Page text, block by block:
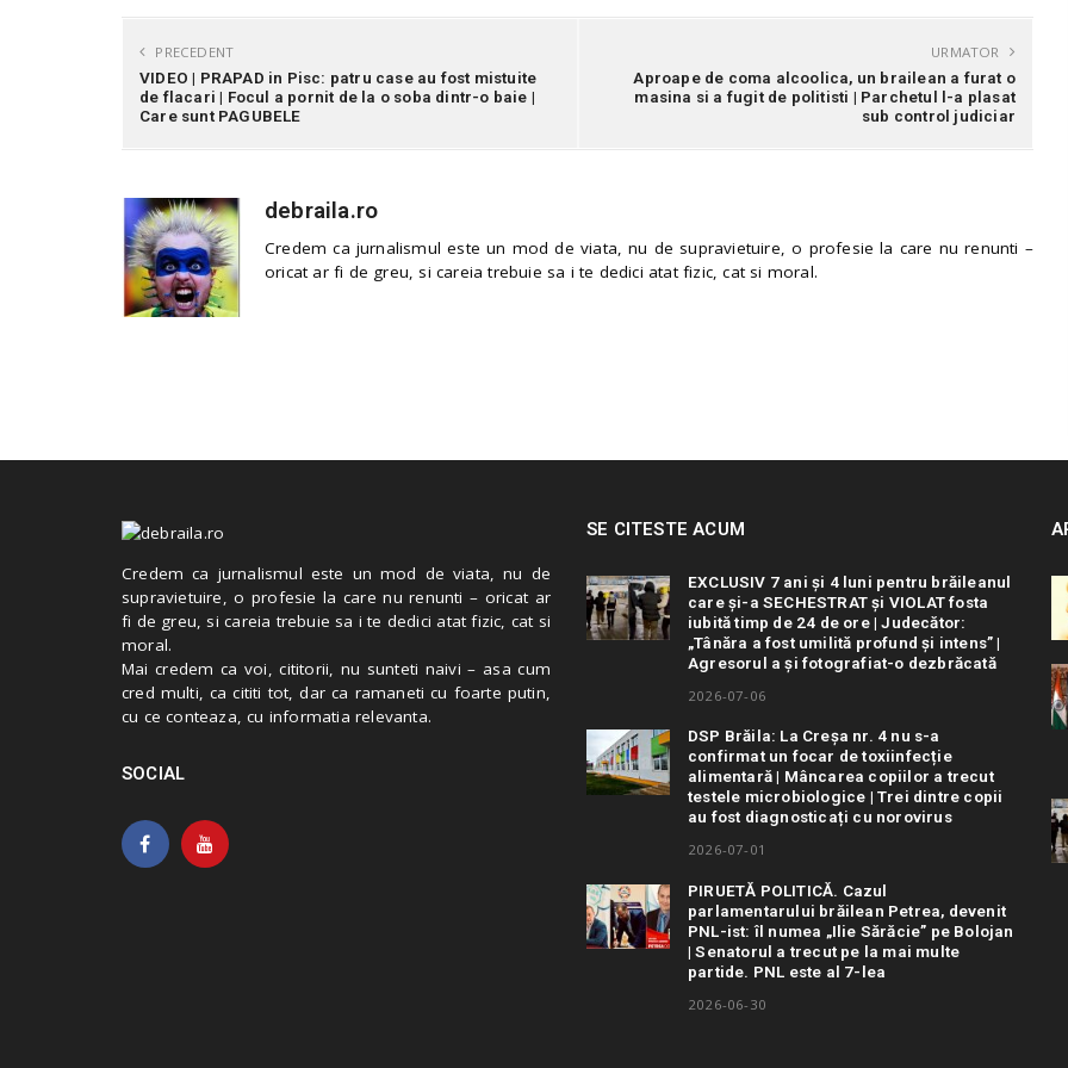
PRECEDENT
VIDEO | PRAPAD in Pisc: patru case au fost mistuite
de flacari | Focul a pornit de la o soba dintr-o baie |
Care sunt PAGUBELE
URMATOR
Aproape de coma alcoolica, un brailean a furat o
masina si a fugit de politisti | Parchetul l-a plasat
sub control judiciar
debraila.ro
Credem ca jurnalismul este un mod de viata, nu de supravietuire, o profesie la care nu renunti –
oricat ar fi de greu, si careia trebuie sa i te dedici atat fizic, cat si moral.
Credem ca jurnalismul este un mod de viata, nu de
supravietuire, o profesie la care nu renunti – oricat ar
fi de greu, si careia trebuie sa i te dedici atat fizic, cat si
moral.
Mai credem ca voi, cititorii, nu sunteti naivi – asa cum
cred multi, ca cititi tot, dar ca ramaneti cu foarte putin,
cu ce conteaza, cu informatia relevanta.
SOCIAL
SE CITESTE ACUM
EXCLUSIV 7 ani și 4 luni pentru brăileanul
care și-a SECHESTRAT și VIOLAT fosta
iubită timp de 24 de ore | Judecător:
„Tânăra a fost umilită profund și intens” |
Agresorul a și fotografiat-o dezbrăcată
2026-07-06
DSP Brăila: La Creșa nr. 4 nu s-a
confirmat un focar de toxiinfecție
alimentară | Mâncarea copiilor a trecut
testele microbiologice | Trei dintre copii
au fost diagnosticați cu norovirus
2026-07-01
PIRUETĂ POLITICĂ. Cazul
parlamentarului brăilean Petrea, devenit
PNL-ist: îl numea „Ilie Sărăcie” pe Bolojan
| Senatorul a trecut pe la mai multe
partide. PNL este al 7-lea
2026-06-30